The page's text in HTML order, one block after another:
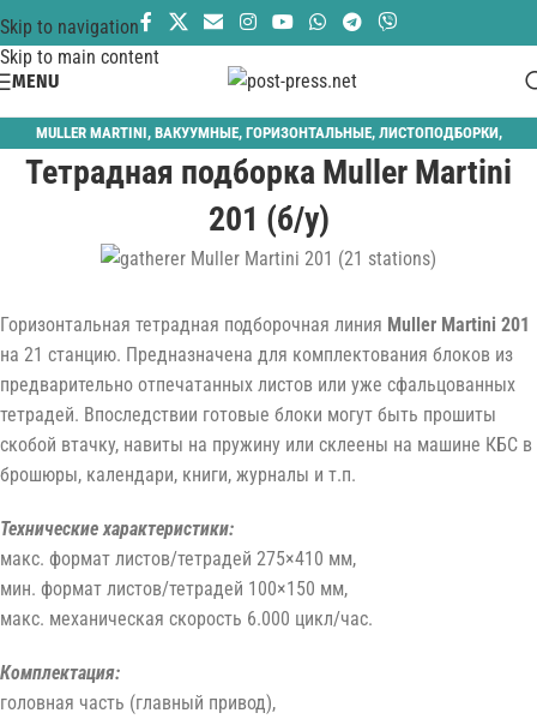
Skip to navigation
Skip to main content
MENU
MULLER MARTINI, ВАКУУМНЫЕ, ГОРИЗОНТАЛЬНЫЕ, ЛИСТОПОДБОРКИ,
ПЕРЕПЛЁТНОЕ ОБОРУДОВАНИЕ,ПОДБОРКА ТЕТРАДЕЙ
Тетрадная подборка Muller Martini
201 (б/у)
Горизонтальная тетрадная подборочная линия Muller Martini 201
на 21 станцию. Предназначена для комплектования блоков из
предварительно отпечатанных листов или уже сфальцованных
тетрадей. Впоследствии готовые блоки могут быть прошиты
скобой втачку, навиты на пружину или склеены на машине КБС в
брошюры, календари, книги, журналы и т.п.
Технические характеристики:
макс. формат листов/тетрадей 275×410 мм,
мин. формат листов/тетрадей 100×150 мм,
макс. механическая скорость 6.000 цикл/час.
Комплектация:
головная часть (главный привод),